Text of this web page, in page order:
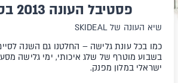
פסטיבל העונה 2013 בסן מוריץ
שיא העונה של SKIDEAL
כמו בכל עונת גלישה – החלטנו גם השנה
בשבוע מוטרף של שלג איכותי, ימי גלישה
ישראלי במלון מפנק.